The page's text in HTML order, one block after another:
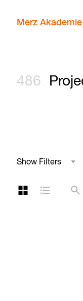
Merz Akademie
486
Show Filters
Field of Study
Grid Layout
List